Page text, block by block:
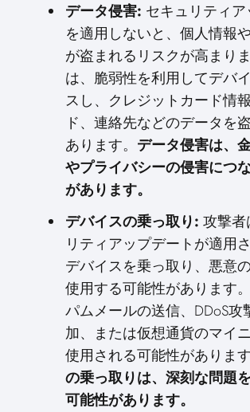
データ侵害: セキュリティア
を適用しないと、個人情報
が盗まれるリスクが高まり
は、脆弱性を利用してデバ
スし、クレジットカード情
ド、連絡先などのデータを
あります。 データ侵害は、
やプライバシーの侵害につ
があります。
デバイスの乗っ取り: 攻撃者
リティアップデートが適用
デバイスを乗っ取り、悪意
使用する可能性があります
パムメールの送信、DDoS攻
加、または仮想通貨のマイ
使用される可能性があります
の乗っ取りは、深刻な問題
可能性があります。